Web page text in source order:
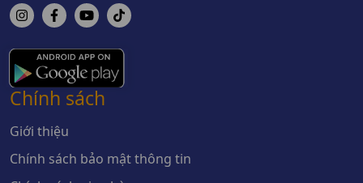
Chính sách
Giới thiệu
Chính sách bảo mật thông tin